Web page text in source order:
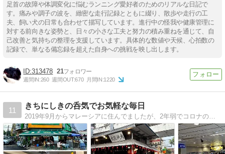
足首の故障や体調変化に悩むランニング愛好者のためのリアルな日記で
す。痛みや調子の波を、緻密な走行記録とともに綴り、散歩や走行の工
夫、飼い犬の日常も合わせて描写しています。進行中の怪我や健康管理に
対する前向きな姿勢と、日々の小さな工夫と努力の積み重ねを通じて、自
己改善と気持ちの整理を支援しています。具体的な数値や天候、心拍数の
記録で、単なる備忘録を超えた自身への挑戦を映し出します。
313478 21
週間IN:260 週間OUT:670 月間IN:1220
11
きちにしきの呑気でお気軽な毎日
2019年9月からマレーシアに住んでましたが、2年弱でコロナの為に帰国。コロナが落ち着いたら渡鳥みたいにマレーシアで越冬生活する予定。お気軽生活と、相棒とのちょこちょこ気まぐれ行き当たりばったり旅の記録です。浮草のように生きるのが目標(笑)